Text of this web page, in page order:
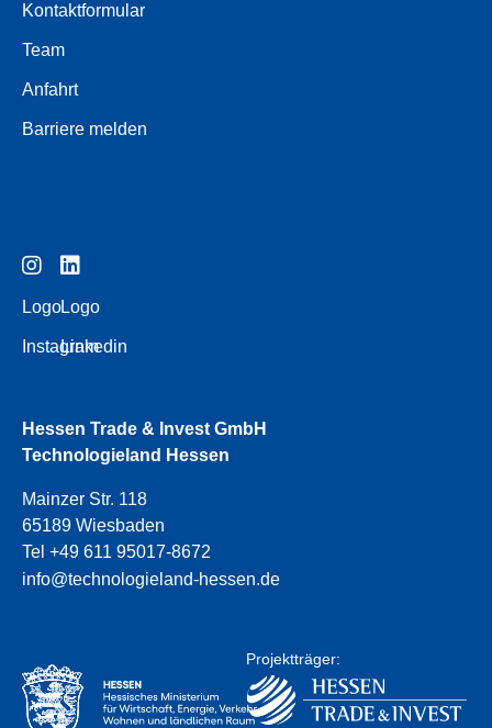
Kontaktformular
Team
Anfahrt
Barriere melden
Logo
Instagram
Logo
Linkedin
Hessen Trade & Invest GmbH
Technologieland Hessen
Mainzer Str. 118
65189 Wiesbaden
Tel +49 611 95017-8672
info@technologieland-hessen.de
Projektträger: